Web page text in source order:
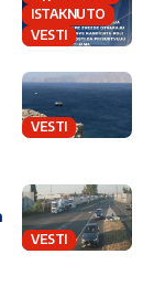
ISTAKNUTO
VESTI
VESTI
VESTI